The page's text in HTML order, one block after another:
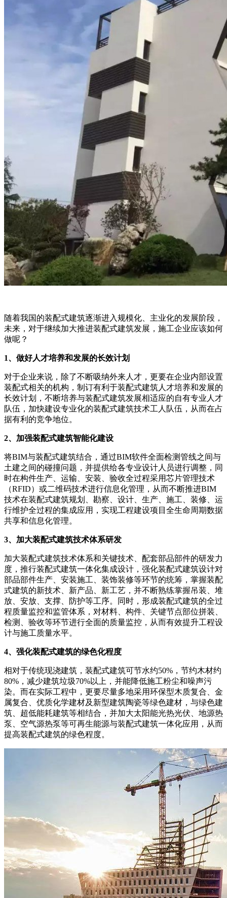
随着我国的装配式建筑逐渐进入规模化、主业化的发展阶段，
未来，对于继续加大推进装配式建筑发展，施工企业应该如何
做呢？
1、做好人才培养和发展的长效计划
对于企业来说，除了不断吸纳外来人才，更要在企业内部设置
装配式相关的机构，制订有利于装配式建筑人才培养和发展的
长效计划，不断培养与装配式建筑发展相适应的自有专业人才
队伍，加快建设专业化的装配式建筑技术工人队伍，从而在占
据有利的竞争地位。
2、加强装配式建筑智能化建设
将BIM与装配式建筑结合，通过BIM软件全面检测管线之间与
土建之间的碰撞问题，并提供给各专业设计人员进行调整，同
时在构件生产、运输、安装、验收全过程采用芯片管理技术
（RFID）或二维码技术进行信息化管理，从而不断推进BIM
技术在装配式建筑规划、勘察、设计、生产、施工、装修、运
行维护全过程的集成应用，实现工程建设项目全生命周期数据
共享和信息化管理。
3、加大装配式建筑技术体系研发
加大装配式建筑技术体系和关键技术、配套部品部件的研发力
度，推行装配式建筑一体化集成设计，强化装配式建筑设计对
部品部件生产、安装施工、装饰装修等环节的统筹，掌握装配
式建筑的新技术、新产品、新工艺，并不断熟练掌握吊装、堆
放、安放、支撑、防护等工序。同时，形成装配式建筑的全过
程质量监控和监管体系，对材料、构件、关键节点部位拼装、
检测、验收等环节进行全面的质量监控，从而有效提升工程设
计与施工质量水平。
4、强化装配式建筑的绿色化程度
相对于传统现浇建筑，装配式建筑可节水约50%，节约木材约
80%，减少建筑垃圾70%以上，并能降低施工粉尘和噪声污
染。而在实际工程中，更要尽量多地采用环保型木质复合、金
属复合、优质化学建材及新型建筑陶瓷等绿色建材，与绿色建
筑、超低能耗建筑等相结合，并加大太阳能光热光伏、地源热
泵、空气源热泵等可再生能源与装配式建筑一体化应用，从而
提高装配式建筑的绿色程度。